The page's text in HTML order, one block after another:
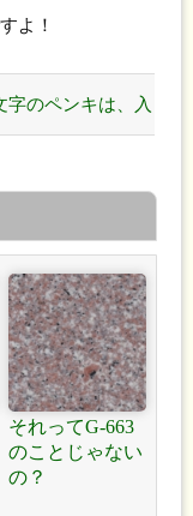
よ！
字のペンキは、入
それってG-663
のことじゃない
の？